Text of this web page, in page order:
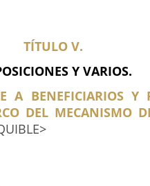
TÍTULO V.
Y VARIOS.
A BENEFICIARIOS Y
DEL MECANISMO